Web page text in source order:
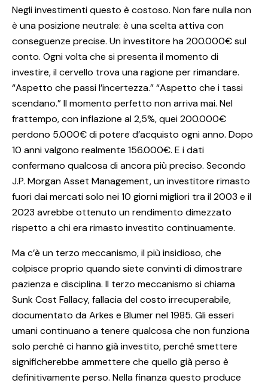
Negli investimenti questo è costoso. Non fare nulla non
è una posizione neutrale: è una scelta attiva con
conseguenze precise. Un investitore ha 200.000€ sul
conto. Ogni volta che si presenta il momento di
investire, il cervello trova una ragione per rimandare.
“Aspetto che passi l’incertezza.” “Aspetto che i tassi
scendano.” Il momento perfetto non arriva mai. Nel
frattempo, con inflazione al 2,5%, quei 200.000€
perdono 5.000€ di potere d’acquisto ogni anno. Dopo
10 anni valgono realmente 156.000€. E i dati
confermano qualcosa di ancora più preciso. Secondo
J.P. Morgan Asset Management, un investitore rimasto
fuori dai mercati solo nei 10 giorni migliori tra il 2003 e il
2023 avrebbe ottenuto un rendimento dimezzato
rispetto a chi era rimasto investito continuamente.
Ma c’è un terzo meccanismo, il più insidioso, che
colpisce proprio quando siete convinti di dimostrare
pazienza e disciplina. Il terzo meccanismo si chiama
Sunk Cost Fallacy, fallacia del costo irrecuperabile,
documentato da Arkes e Blumer nel 1985. Gli esseri
umani continuano a tenere qualcosa che non funziona
solo perché ci hanno già investito, perché smettere
significherebbe ammettere che quello già perso è
definitivamente perso. Nella finanza questo produce